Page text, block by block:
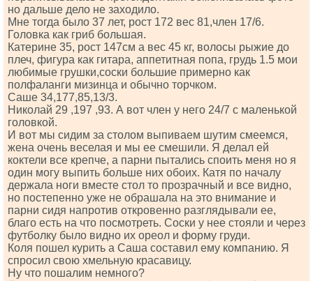
но дальше дело не заходило.
Мне тогда было 37 лет, рост 172 вес 81,член 17/6.
Головка как гриб большая.
Катерине 35, рост 147см а вес 45 кг, волосы рыжие до
плеч, фигура как гитара, аппетитная попа, грудь 1.5 мои
любимые грушки,соски большие примерно как
полфаланги мизинца и обычно торчком.
Саше 34,177,85,13/3.
Николай 29 ,197 ,93. А вот член у него 24/7 с маленькой
головкой.
И вот мы сидим за столом выпиваем шутим смеемся,
жена очень веселая и мы ее смешили. Я делал ей
коктели все крепче, а парни пытались споить меня но я
один могу выпить больше них обоих. Катя по началу
держала ноги вместе стол то прозрачный и все видно,
но постепенно уже не обрашала на это внимание и
парни сидя напротив откровенно разглядывали ее,
благо есть на что посмотреть. Соски у нее стояли и через
футболку было видно их ореол и форму груди.
Коля пошел курить а Саша составил ему компанию. Я
спросил свою хмельную красавицу.
Ну что пошалим немного?